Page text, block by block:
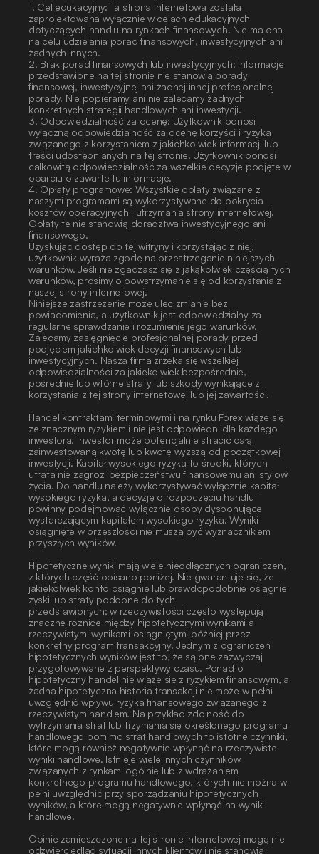
1. Cel edukacyjny: Ta strona internetowa została
zaprojektowana wyłącznie w celach edukacyjnych
dotyczących handlu na rynkach finansowych. Nie ma ona
na celu udzielania porad finansowych, inwestycyjnych ani
żadnych innych.
2. Brak porad finansowych lub inwestycyjnych: Informacje
przedstawione na tej stronie nie stanowią porady
finansowej, inwestycyjnej ani żadnej innej profesjonalnej
porady. Nie popieramy ani nie zalecamy żadnych
konkretnych strategii handlowych ani inwestycji.
3. Odpowiedzialność za ocenę: Użytkownik ponosi
wyłączną odpowiedzialność za ocenę korzyści i ryzyka
związanego z korzystaniem z jakichkolwiek informacji lub
treści udostępnianych na tej stronie. Użytkownik ponosi
całkowitą odpowiedzialność za wszelkie decyzje podjęte w
oparciu o zawarte tu informacje.
4. Opłaty programowe: Wszystkie opłaty związane z
naszymi programami są wykorzystywane do pokrycia
kosztów operacyjnych i utrzymania strony internetowej.
Opłaty te nie stanowią doradztwa inwestycyjnego ani
finansowego.
Uzyskując dostęp do tej witryny i korzystając z niej,
użytkownik wyraża zgodę na przestrzeganie niniejszych
warunków. Jeśli nie zgadzasz się z jakąkolwiek częścią tych
warunków, prosimy o powstrzymanie się od korzystania z
naszej strony internetowej.
Niniejsze zastrzeżenie może ulec zmianie bez
powiadomienia, a użytkownik jest odpowiedzialny za
regularne sprawdzanie i rozumienie jego warunków.
Zalecamy zasięgnięcie profesjonalnej porady przed
podjęciem jakichkolwiek decyzji finansowych lub
inwestycyjnych. Nasza firma zrzeka się wszelkiej
odpowiedzialności za jakiekolwiek bezpośrednie,
pośrednie lub wtórne straty lub szkody wynikające z
korzystania z tej strony internetowej lub jej zawartości.
Handel kontraktami terminowymi i na rynku Forex wiąże się
ze znacznym ryzykiem i nie jest odpowiedni dla każdego
inwestora. Inwestor może potencjalnie stracić całą
zainwestowaną kwotę lub kwotę wyższą od początkowej
inwestycji. Kapitał wysokiego ryzyka to środki, których
utrata nie zagrozi bezpieczeństwu finansowemu ani stylowi
życia. Do handlu należy wykorzystywać wyłącznie kapitał
wysokiego ryzyka, a decyzję o rozpoczęciu handlu
powinny podejmować wyłącznie osoby dysponujące
wystarczającym kapitałem wysokiego ryzyka. Wyniki
osiągnięte w przeszłości nie muszą być wyznacznikiem
przyszłych wyników.
Hipotetyczne wyniki mają wiele nieodłącznych ograniczeń,
z których część opisano poniżej. Nie gwarantuje się, że
jakiekolwiek konto osiągnie lub prawdopodobnie osiągnie
zyski lub straty podobne do tych
przedstawionych; w rzeczywistości często występują
znaczne różnice między hipotetycznymi wynikami a
rzeczywistymi wynikami osiągniętymi później przez
konkretny program transakcyjny. Jednym z ograniczeń
hipotetycznych wyników jest to, że są one zazwyczaj
przygotowywane z perspektywy czasu. Ponadto
hipotetyczny handel nie wiąże się z ryzykiem finansowym, a
żadna hipotetyczna historia transakcji nie może w pełni
uwzględnić wpływu ryzyka finansowego związanego z
rzeczywistym handlem. Na przykład zdolność do
wytrzymania strat lub trzymania się określonego programu
handlowego pomimo strat handlowych to istotne czynniki,
które mogą również negatywnie wpłynąć na rzeczywiste
wyniki handlowe. Istnieje wiele innych czynników
związanych z rynkami ogólnie lub z wdrażaniem
konkretnego programu handlowego, których nie można w
pełni uwzględnić przy sporządzaniu hipotetycznych
wyników, a które mogą negatywnie wpłynąć na wyniki
handlowe.
Opinie zamieszczone na tej stronie internetowej mogą nie
odzwierciedlać sytuacji innych klientów i nie stanowią